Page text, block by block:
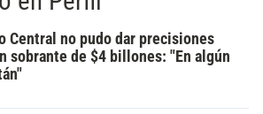
Central no pudo dar precisiones
sobrante de $4 billones: "En algún